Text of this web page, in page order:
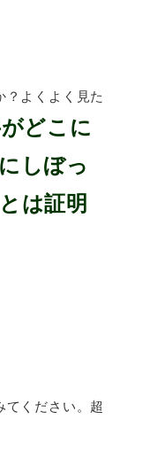
？よくよく見た
どこに
しぼっ
は証明
てください。超